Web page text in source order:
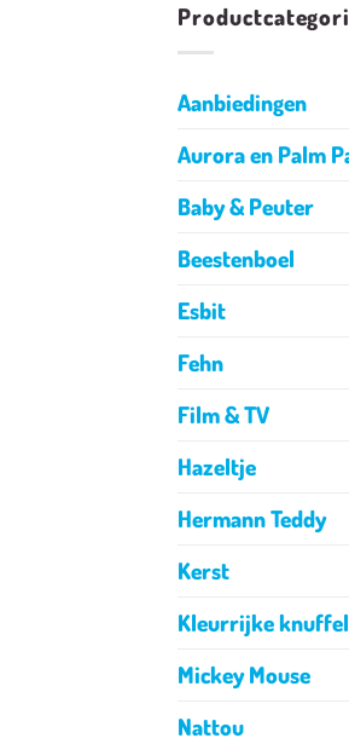
Aanbiedingen
Aurora en Palm
Baby & Peuter
Beestenboel
Esbit
Fehn
Film & TV
Hazeltje
Hermann Teddy
Kerst
Kleurrijke
Mickey Mouse
Nattou